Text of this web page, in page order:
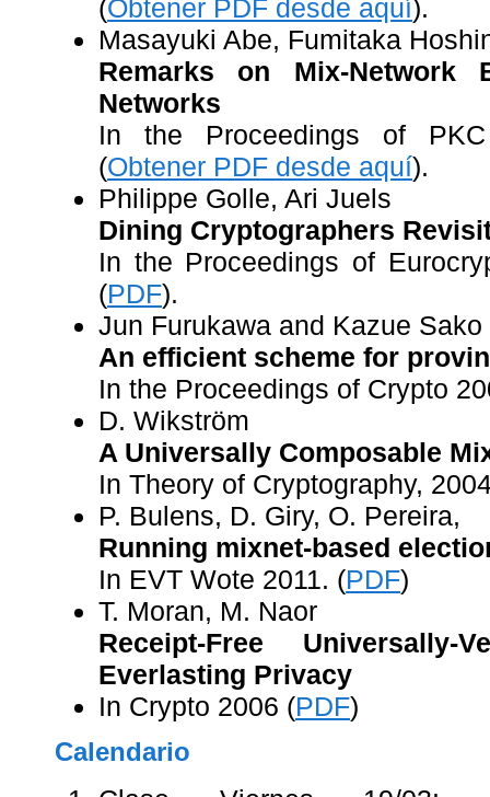
(Obtener PDF desde aquí).
Masayuki Abe, Fumitaka
Remarks on Mix-Network
Networks
In the Proceedings of PKC
(Obtener PDF desde aquí).
Philippe Golle, Ari Juels
Dining Cryptographers
In the Proceedings of
(PDF).
Jun Furukawa and Kazue Sako
An efficient scheme for
In the Proceedings of Crypto
D. Wikström
A Universally Composable
In Theory of Cryptography,
P. Bulens, D. Giry, O. Pereira,
Running mixnet-based
In EVT Wote 2011. (PDF)
T. Moran, M. Naor
Receipt-Free
Everlasting Privacy
In Crypto 2006 (PDF)
Calendario